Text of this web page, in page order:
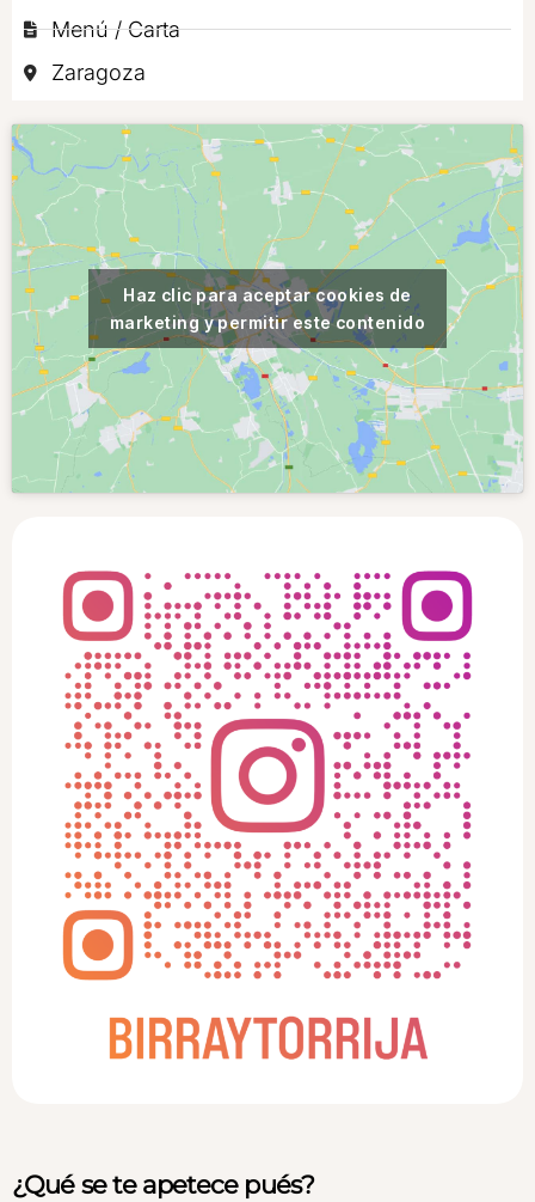
Menú / Carta
Zaragoza
Haz clic para aceptar cookies de
marketing y permitir este contenido
¿Qué se te apetece pués?